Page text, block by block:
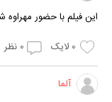
این فیلم با حضور مهراوه
0 لایک 0 نظر
آلما